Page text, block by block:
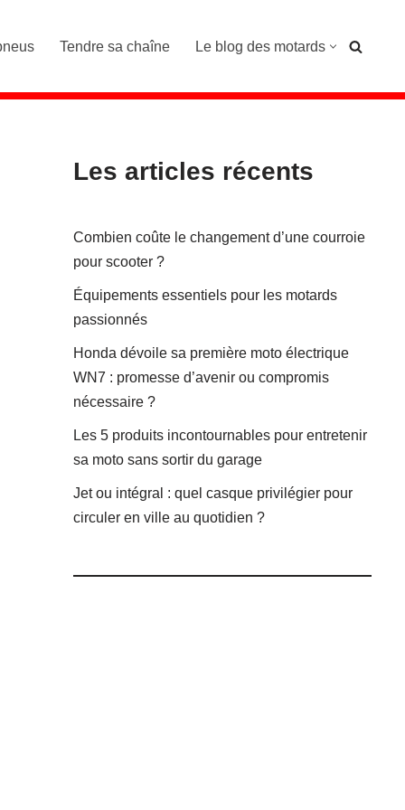
Tendre sa chaîne Le blog des motards
Les articles récents
Combien coûte le changement d’une courroie
pour scooter ?
Équipements essentiels pour les motards
passionnés
Honda dévoile sa première moto électrique
WN7 : promesse d’avenir ou compromis
nécessaire ?
Les 5 produits incontournables pour entretenir
sa moto sans sortir du garage
Jet ou intégral : quel casque privilégier pour
circuler en ville au quotidien ?